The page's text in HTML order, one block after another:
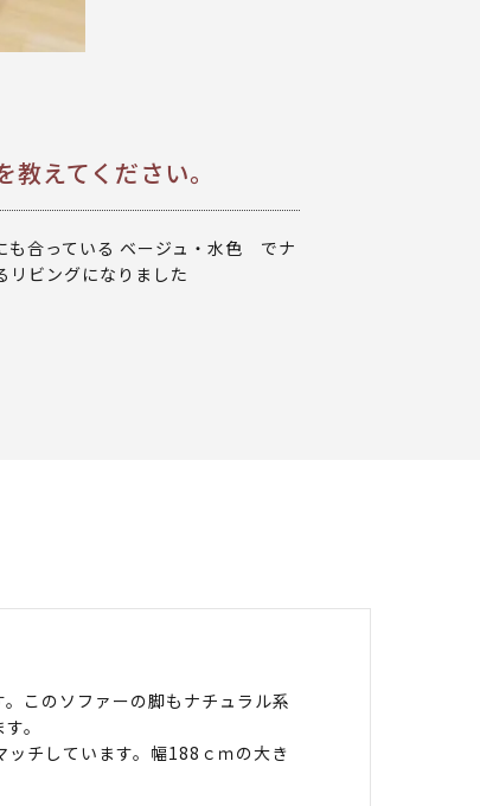
えてください。
も合っている ベージュ・水色 でナ
リビングになりました
このソファーの脚もナチュラル系
。
チしています。幅188ｃｍの大き